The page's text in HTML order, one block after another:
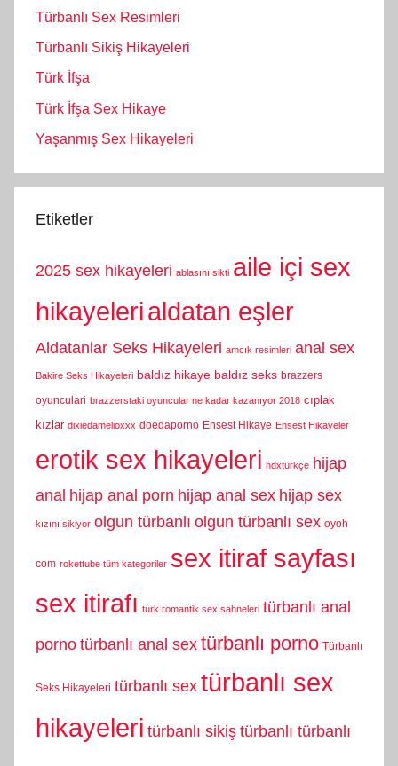
Türbanlı Sex Resimleri
Türbanlı Sikiş Hikayeleri
Türk İfşa
Türk İfşa Sex Hikaye
Yaşanmış Sex Hikayeleri
Etiketler
2025 sex hikayeleri ablasını sikti aile içi sex
hikayelerialdatan eşler
Aldatanlar Seks Hikayeleri amcık resimleri anal sex
Bakire Seks Hikayeleri baldız hikaye baldız seks brazzers
oyunculari brazzerstaki oyuncular ne kadar kazanıyor 2018 cıplak
kızlar dixiedamelioxxx doedaporno Ensest Hikaye Ensest Hikayeler
erotik sex hikayeleri hdxtürkçe hijap
anal hijap anal porn hijap anal sex hijap sex
kızını sikiyor olgun türbanlı olgun türbanlı sex oyoh
com rokettube tüm kategoriler sex itiraf sayfası
sex itirafı turk romantik sex sahneleri türbanlı anal
porno türbanlı anal sex türbanlı porno Türbanlı
Seks Hikayeleri türbanlı sex türbanlı sex
hikayeleri türbanlı sikiş türbanlı türbanlı